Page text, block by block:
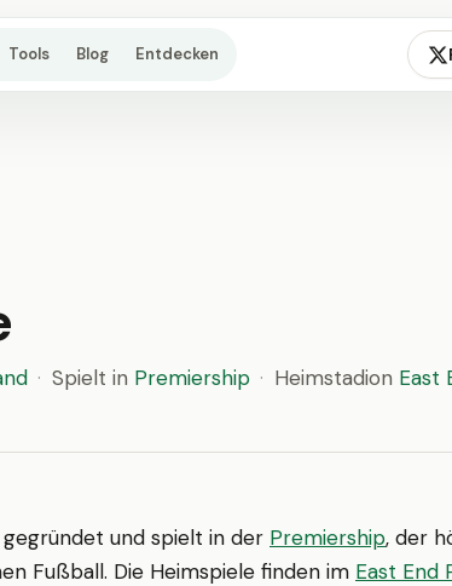
Tools Blog Entdecken
· Spielt in Premiership · Heimstadion East
gegründet und spielt in der Premiership, der
Fußball. Die Heimspiele finden im East End